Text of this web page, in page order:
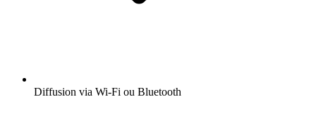
Diffusion via Wi-Fi ou Bluetooth